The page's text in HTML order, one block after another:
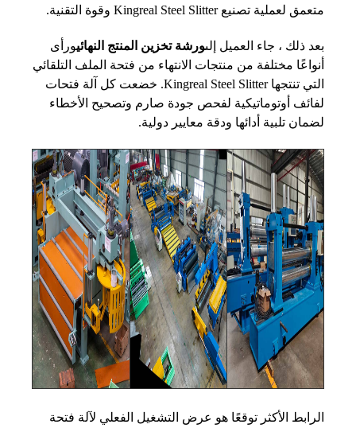
متعمق لعملية تصنيع Kingreal Steel Slitter وقوة التقنية.
بعد ذلك ، جاء العميل إلىورشة تخزين المنتج النهائيورأى
أنواعًا مختلفة من منتجات الانتهاء من فتحة الملف التلقائي
التي تنتجها Kingreal Steel Slitter. خضعت كل آلة فتحات
لفائف أوتوماتيكية لفحص جودة صارم وتصحيح الأخطاء
لضمان تلبية أدائها ودقة معايير دولية.
الرابط الأكثر توقعًا هو عرض التشغيل الفعلي لآلة فتحة